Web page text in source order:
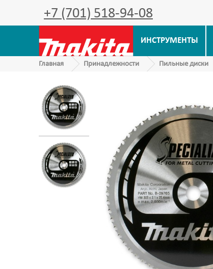
+7 (701) 518-94-08
ИНСТРУМЕНТЫ
Главная Принадлежности Пильные диски